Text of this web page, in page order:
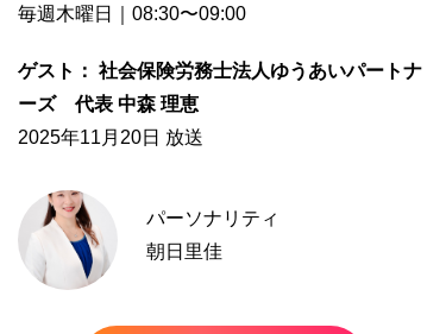
毎週木曜日｜08:30〜09:00
ゲスト： 社会保険労務士法人ゆうあいパートナ
ーズ 代表 中森 理恵
2025年11月20日 放送
パーソナリティ
朝日里佳